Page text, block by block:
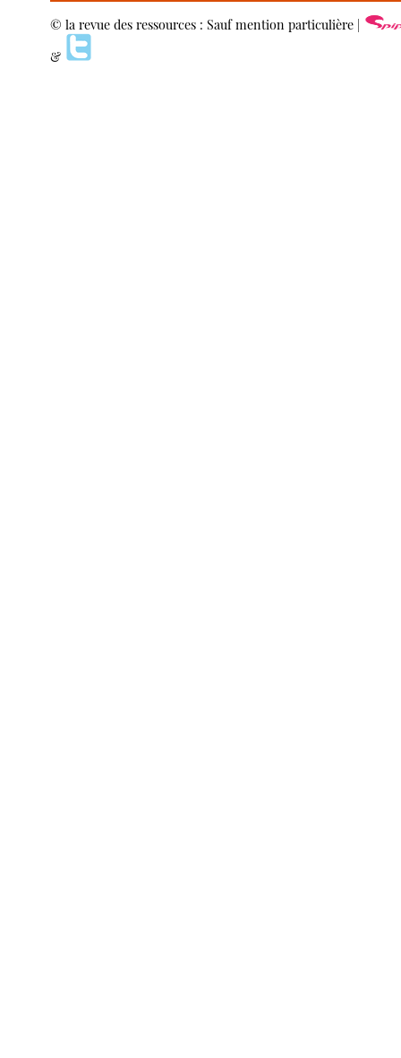
© la revue des ressources : Sauf mention particulière |
&